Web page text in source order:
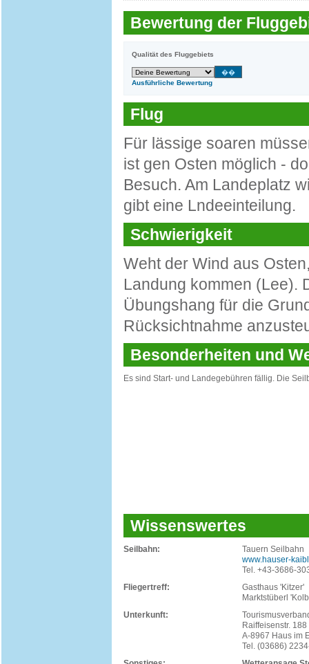
Bewertung der
Qualität des Fluggebiets
Ausführliche Bewertung
Flug
Für lässige soaren
ist gen Osten möglich -
Besuch. Am Landeplatz
gibt eine Lndeeinteilung.
Schwierigkeit
Weht der Wind aus
Landung kommen (Lee).
Übungshang für die
Rücksichtnahme
Besonderheiten und
Es sind Start- und Landegebühren fällig. Die
Wissenswertes
Seilbahn:
Tauern Seilbahn
www.hauser-
Tel. +43-3686-
Fliegertreff:
Gasthaus 'Kitzer'
Marktstüberl
Unterkunft:
Raiffeisenstr. 188
A-8967 Haus im
Tel. (03686)